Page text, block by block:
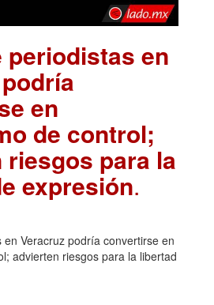
periodistas en
en
de control;
para la
expresión.
Veracruz podría convertirse en
advierten riesgos para la libertad